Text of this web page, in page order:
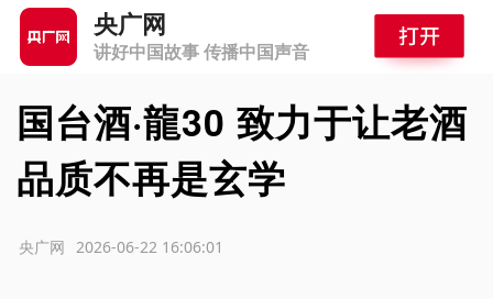
央广网
讲好中国故事 传播中国声音
国台酒·龍30 致力于让老酒
品质不再是玄学
2026-06-22 16:06:01
央广网